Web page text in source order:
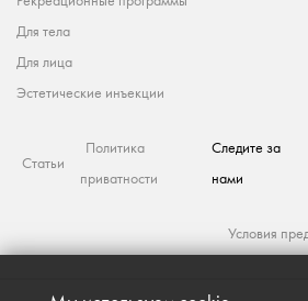
Для тела
Для лица
Эстетические инъекции
Статьи
Политика
приватности
Следите за
нами
Условия